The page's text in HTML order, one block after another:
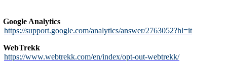
Google Analytics
https://support.google.com/analytics/answer/2763052?hl=it
WebTrekk
https://www.webtrekk.com/en/index/opt-out-webtrekk/